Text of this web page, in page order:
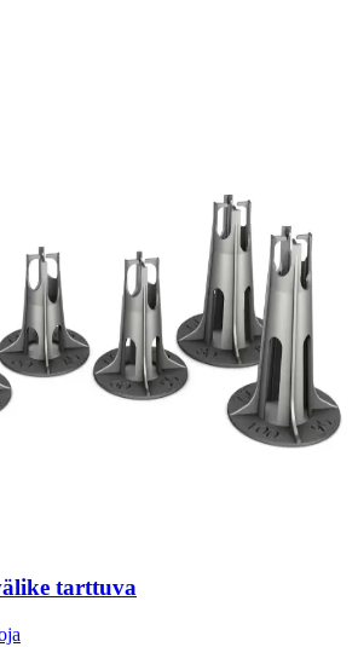
tarttuva